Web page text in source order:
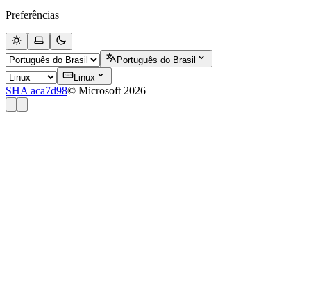
Preferências
Português do Brasil
Linux
SHA aca7d98© Microsoft 2026